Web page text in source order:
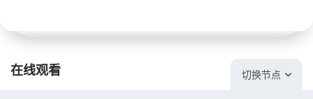
在线观看 切换节点